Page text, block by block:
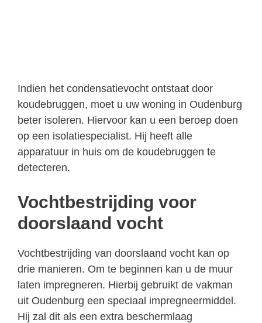
Indien het condensatievocht ontstaat door
koudebruggen, moet u uw woning in Oudenburg
beter isoleren. Hiervoor kan u een beroep doen
op een isolatiespecialist. Hij heeft alle
apparatuur in huis om de koudebruggen te
detecteren.
Vochtbestrijding voor
doorslaand vocht
Vochtbestrijding van doorslaand vocht kan op
drie manieren. Om te beginnen kan u de muur
laten impregneren. Hierbij gebruikt de vakman
uit Oudenburg een speciaal impregneermiddel.
Hij zal dit als een extra beschermlaag